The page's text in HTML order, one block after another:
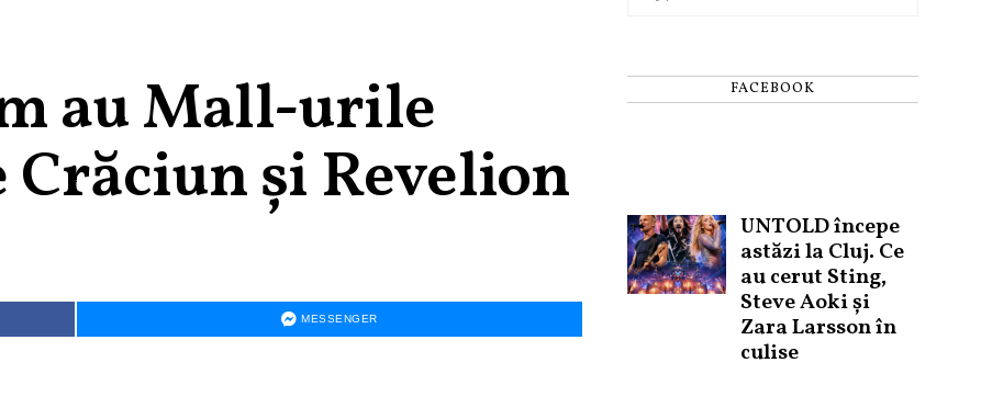
au Mall-urile
și Revelion
MESSENGER
FACEBOOK
UNTOLD începe
astăzi la Cluj. Ce
au cerut Sting,
Steve Aoki și
Zara Larsson în
culise